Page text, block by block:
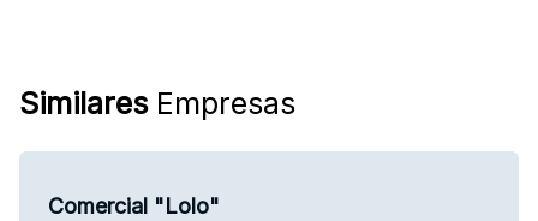
SimilaresEmpresas
Comercial "Lolo"